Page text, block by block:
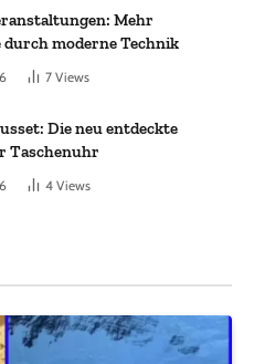
Mehr
durch moderne Technik
7 Views
Die neu entdeckte
Taschenuhr
4 Views